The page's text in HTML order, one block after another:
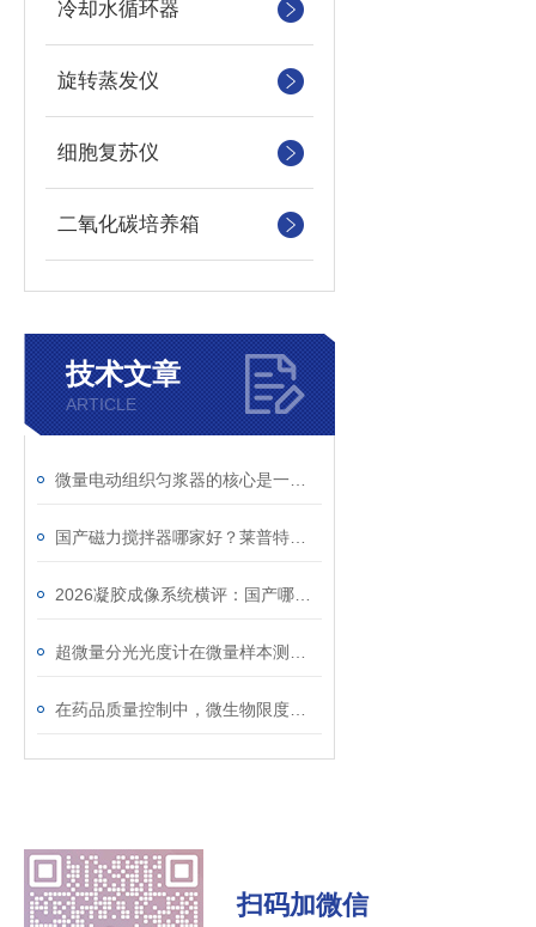
冷却水循环器
旋转蒸发仪
细胞复苏仪
二氧化碳培养箱
技术文章
ARTICLE
扫码加微信